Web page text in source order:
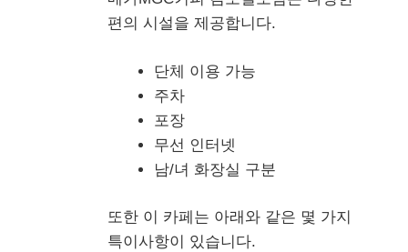
편의 시설을 제공합니다.
단체 이용 가능
주차
포장
무선 인터넷
남/녀 화장실 구분
또한 이 카페는 아래와 같은 몇 가지
특이사항이 있습니다.